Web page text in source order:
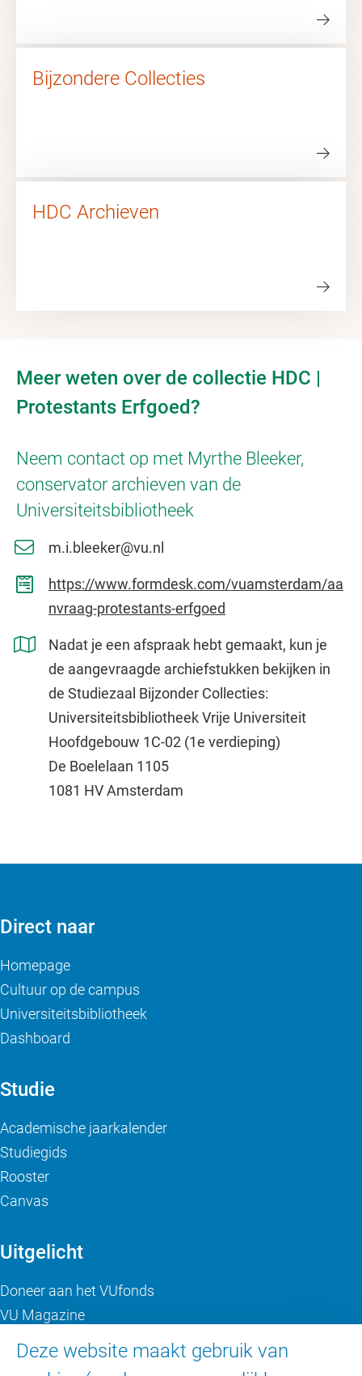
Bijzondere Collecties
HDC Archieven
Meer weten over de collectie HDC |
Protestants Erfgoed?
Neem contact op met Myrthe Bleeker,
conservator archieven van de
Universiteitsbibliotheek
m.i.bleeker@vu.nl
https://www.formdesk.com/vuamsterdam/aa
nvraag-protestants-erfgoed
Nadat je een afspraak hebt gemaakt, kun je
de aangevraagde archiefstukken bekijken in
de Studiezaal Bijzonder Collecties:
Universiteitsbibliotheek Vrije Universiteit
Hoofdgebouw 1C-02 (1e verdieping)
De Boelelaan 1105
1081 HV Amsterdam
Deze website maakt gebruik van
Direct naar
Homepage
Cultuur op de campus
Universiteitsbibliotheek
Dashboard
Studie
Academische jaarkalender
Studiegids
Rooster
Canvas
Uitgelicht
Doneer aan het VUfonds
VU Magazine
Ad Valvas